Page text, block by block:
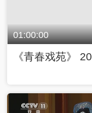
01:00:00
《青春戏苑》